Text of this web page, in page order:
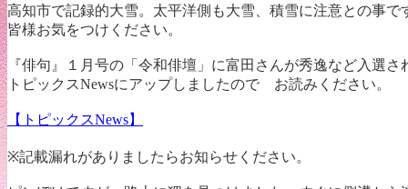
高知市で記録的大雪。太平洋側も大雪、積雪に注意との
皆様お気をつけください。
『俳句』１月号の「令和俳壇」に富田さんが秀逸など入選さ
トピックスNewsにアップしましたので お読みください。
【トピックスNews】
※記載漏れがありましたらお知らせください。